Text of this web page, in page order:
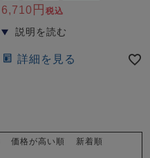
6,710 税込
詳細を見る
価格が高い順
新着順